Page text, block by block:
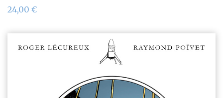
24,00 €